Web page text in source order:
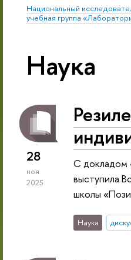
Национальный
учебная группа
Наука
28
ноя
2025
С докладом
выступила
школы
Наука